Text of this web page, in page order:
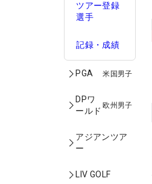
ツアー登録
選手
記録・成績
PGA 米国男子
DPワ
ールド
欧州男子
アジアンツア
ー
LIV GOLF